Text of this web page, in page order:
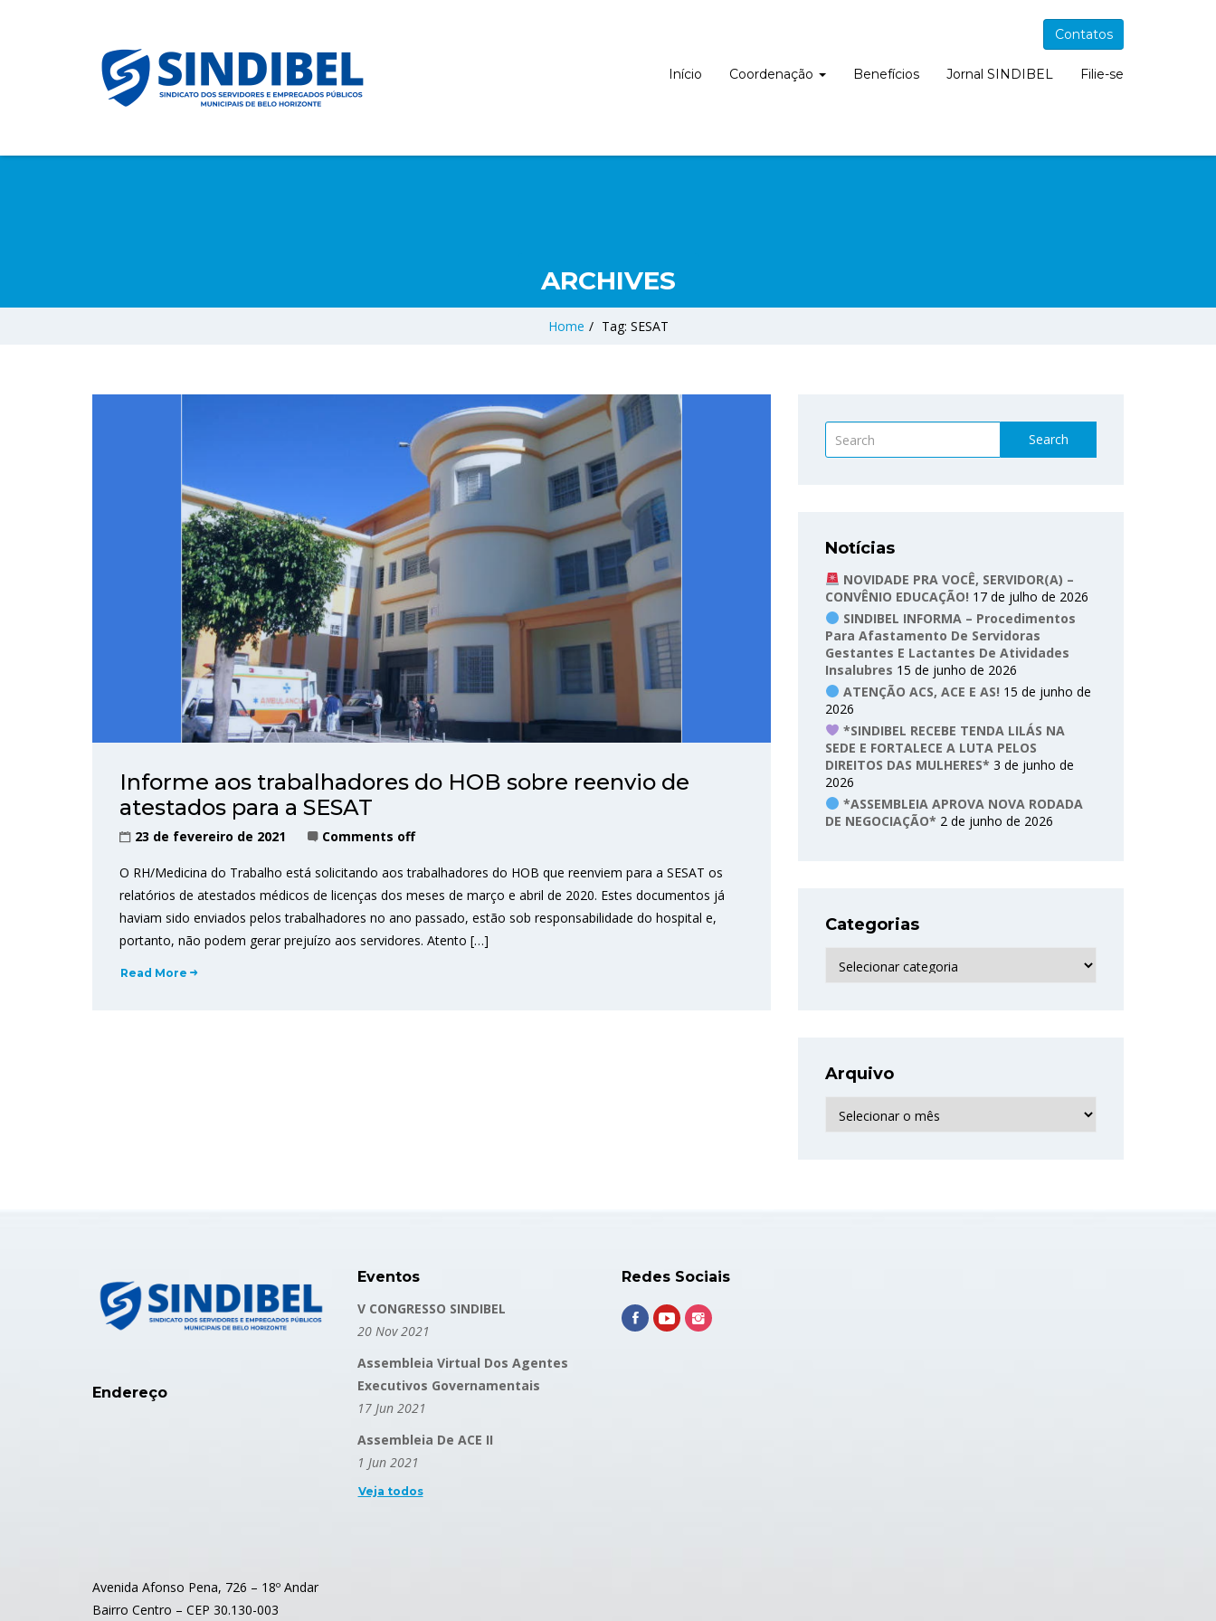
Contatos
Início Coordenação Benefícios Jornal SINDIBEL Filie-se
ARCHIVES
Home / Tag: SESAT
Informe aos trabalhadores do HOB sobre reenvio de
atestados para a SESAT
23 de fevereiro de 2021 Comments off
O RH/Medicina do Trabalho está solicitando aos trabalhadores do HOB que reenviem para a SESAT os
relatórios de atestados médicos de licenças dos meses de março e abril de 2020. Estes documentos já
haviam sido enviados pelos trabalhadores no ano passado, estão sob responsabilidade do hospital e,
portanto, não podem gerar prejuízo aos servidores. Atento […]
Read More
Search
Notícias
NOVIDADE PRA VOCÊ, SERVIDOR(A) –
CONVÊNIO EDUCAÇÃO! 17 de julho de 2026
SINDIBEL INFORMA – Procedimentos
Para Afastamento De Servidoras
Gestantes E Lactantes De Atividades
Insalubres 15 de junho de 2026
ATENÇÃO ACS, ACE E AS! 15 de junho de
2026
*SINDIBEL RECEBE TENDA LILÁS NA
SEDE E FORTALECE A LUTA PELOS
DIREITOS DAS MULHERES* 3 de junho de
2026
*ASSEMBLEIA APROVA NOVA RODADA
DE NEGOCIAÇÃO* 2 de junho de 2026
Categorias
Categorias
Arquivo
Arquivo
Endereço
Avenida Afonso Pena, 726 – 18º Andar
Bairro Centro – CEP 30.130-003
Eventos
V CONGRESSO SINDIBEL
20 Nov 2021
Assembleia Virtual Dos Agentes
Executivos Governamentais
17 Jun 2021
Assembleia De ACE II
1 Jun 2021
Veja todos
Redes Sociais